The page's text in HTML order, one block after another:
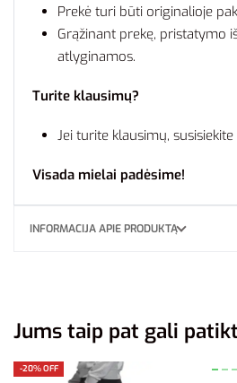
Prekė turi būti originalioje
Grąžinant prekę, pristatymo
atlyginamos.
Turite klausimų?
Jei turite klausimų,
Visada mielai padėsime!
INFORMACIJA APIE PRODUKTĄ
Jums taip pat gali
-20% OFF